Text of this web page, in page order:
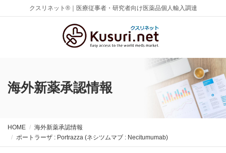
クスリネット®｜医療従事者・研究者向け医薬品個人輸入調達
海外新薬承認情報
HOME
海外新薬承認情報
ポートラーザ : Portrazza (ネシツムマブ : Necitumumab)